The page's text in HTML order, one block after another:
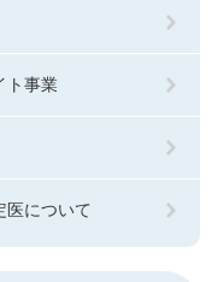
ト事業
医について